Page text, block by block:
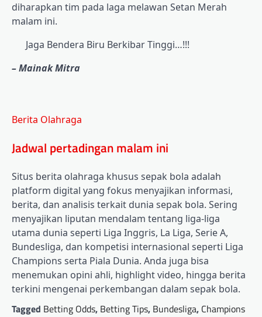
diharapkan tim pada laga melawan Setan Merah
malam ini.
Jaga Bendera Biru Berkibar Tinggi…!!!
– Mainak Mitra
Berita Olahraga
Jadwal pertadingan malam ini
Situs berita olahraga khusus sepak bola adalah
platform digital yang fokus menyajikan informasi,
berita, dan analisis terkait dunia sepak bola. Sering
menyajikan liputan mendalam tentang liga-liga
utama dunia seperti Liga Inggris, La Liga, Serie A,
Bundesliga, dan kompetisi internasional seperti Liga
Champions serta Piala Dunia. Anda juga bisa
menemukan opini ahli, highlight video, hingga berita
terkini mengenai perkembangan dalam sepak bola.
Tagged Betting Odds, Betting Tips, Bundesliga, Champions